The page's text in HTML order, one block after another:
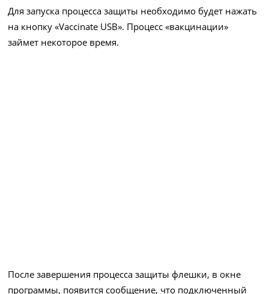
Для запуска процесса защиты необходимо будет нажать
на кнопку «Vaccinate USB». Процесс «вакцинации»
займет некоторое время.
После завершения процесса защиты флешки, в окне
программы, появится сообщение, что подключенный